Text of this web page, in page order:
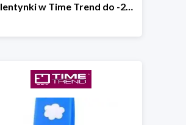
Walentynki w Time Trend do -20%